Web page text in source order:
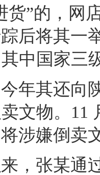
货”的 ， 网
后将其一
其中国家三
今年其还向
文物。11
将涉嫌倒卖
，张某通